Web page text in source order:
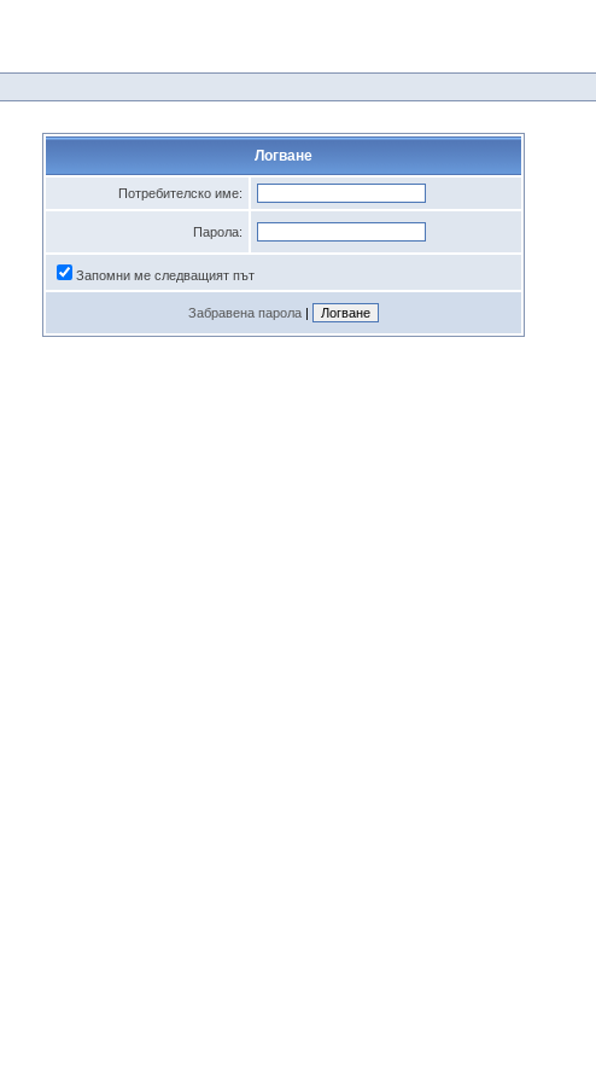
Логване
Потребителско име:
Парола:
Запомни ме следващият път
Забравена парола |